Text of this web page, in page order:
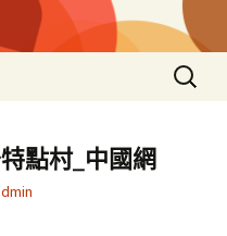
搜
尋
點村_中國網